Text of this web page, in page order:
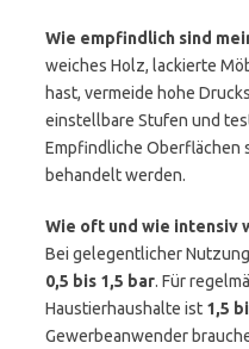
Wie empfindlich sind
weiches Holz, lackierte
hast, vermeide hohe
einstellbare Stufen und
Empfindliche Oberflächen
behandelt werden.
Wie oft und wie intensiv
Bei gelegentlicher
0,5 bis 1,5 bar. Für
Haustierhaushalte ist 1,5
Gewerbeanwender